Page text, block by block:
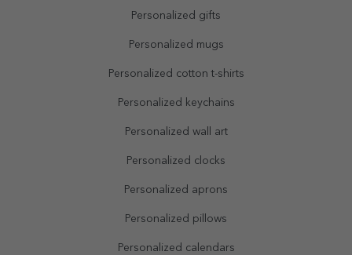
Personalized gifts
Personalized mugs
Personalized cotton t-shirts
Personalized keychains
Personalized wall art
Personalized clocks
Personalized aprons
Personalized pillows
Personalized calendars